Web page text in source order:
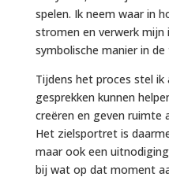
spelen. Ik neem waar in
stromen en verwerk mijn
symbolische manier in de
Tijdens het proces stel
gesprekken kunnen
creëren en geven ruimte
Het zielsportret is
maar ook een
bij wat op dat moment